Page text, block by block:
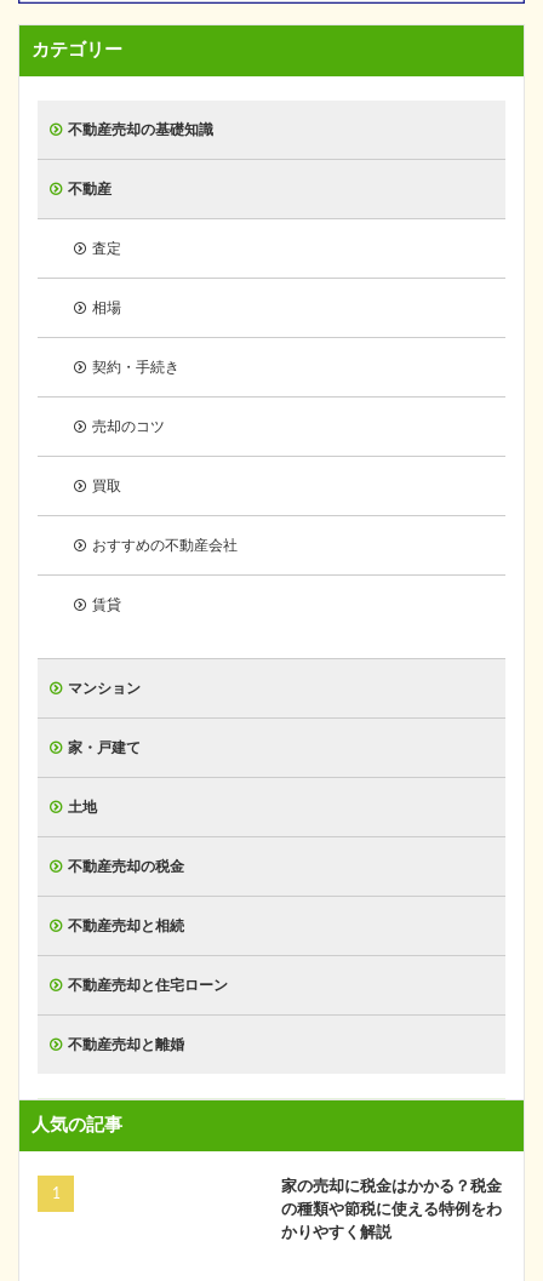
カテゴリー
不動産売却の基礎知識
不動産
査定
相場
契約・手続き
売却のコツ
買取
おすすめの不動産会社
賃貸
マンション
家・戸建て
土地
不動産売却の税金
不動産売却と相続
不動産売却と住宅ローン
不動産売却と離婚
人気の記事
家の売却に税金はかかる？税金
の種類や節税に使える特例をわ
かりやすく解説